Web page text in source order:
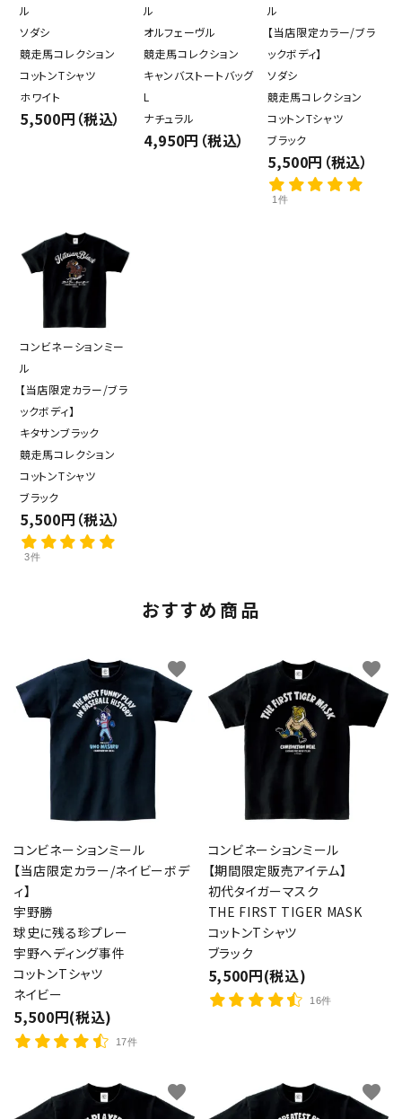
ル
ソダシ
競走馬コレクション
コットンTシャツ
ホワイト
5,500円（税込）
ル
オルフェーヴル
競走馬コレクション
キャンバストートバッグ
L
ナチュラル
4,950円（税込）
ル
【当店限定カラー/ブラ
ックボディ】
ソダシ
競走馬コレクション
コットンTシャツ
ブラック
5,500円（税込）
1件
コンビネーションミー
ル
【当店限定カラー/ブラ
ックボディ】
キタサンブラック
競走馬コレクション
コットンTシャツ
ブラック
5,500円（税込）
3件
おすすめ商品
コンビネーションミール
【当店限定カラー/ネイビーボデ
ィ】
宇野勝
球史に残る珍プレー
宇野ヘディング事件
コットンTシャツ
ネイビー
5,500円(税込)
17件
favorite
コンビネーションミール
【期間限定販売アイテム】
初代タイガーマスク
THE FIRST TIGER MASK
コットンTシャツ
ブラック
5,500円(税込)
16件
favorite
favorite favorite